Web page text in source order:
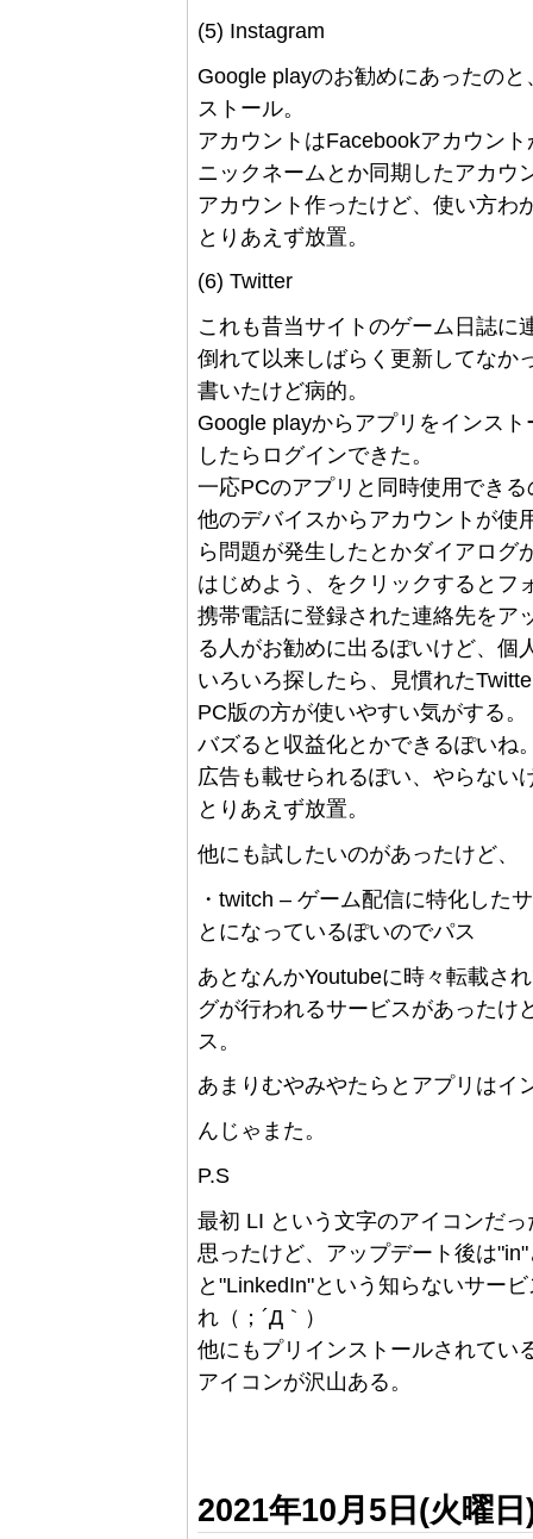
(5) Instagram
Google playのお勧めにあったの
ストール。
アカウントはFacebookアカウン
ニックネームとか同期したアカウ
アカウント作ったけど、使い方わ
とりあえず放置。
(6) Twitter
これも昔当サイトのゲーム日誌に
倒れて以来しばらく更新してなか
書いたけど病的。
Google playからアプリをインス
したらログインできた。
一応PCのアプリと同時使用できる
他のデバイスからアカウントが使
ら問題が発生したとかダイアログ
はじめよう、をクリックするとフ
携帯電話に登録された連絡先をア
る人がお勧めに出るぽいけど、個
いろいろ探したら、見慣れた
PC版の方が使いやすい気がする。
バズると収益化とかできるぽいね
広告も載せられるぽい、やらない
とりあえず放置。
他にも試したいのがあったけど、
・twitch – ゲーム配信に特化した
とになっているぽいのでパス
あとなんかYoutubeに時々転載さ
グが行われるサービスがあったけ
ス。
あまりむやみやたらとアプリはイ
んじゃまた。
P.S
最初 LI という文字のアイコンだ
思ったけど、アップデート後は
と"LinkedIn"という知らないサー
れ（；´Д｀）
他にもプリインストールされてい
アイコンが沢山ある。
2021年10月5日(火曜日